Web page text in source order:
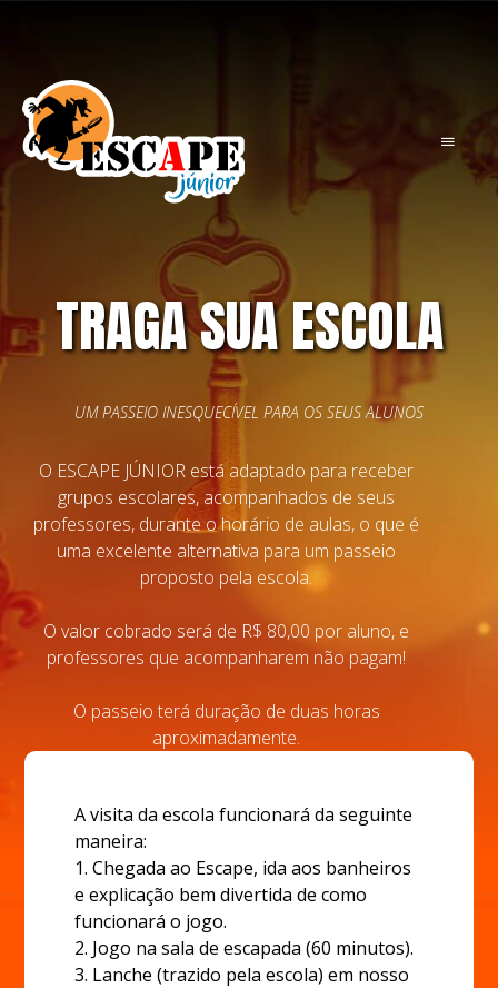
TRAGA SUA ESCOLA
UM PASSEIO INESQUECÍVEL PARA OS SEUS ALUNOS
O ESCAPE JÚNIOR está adaptado para receber
grupos escolares, acompanhados de seus
professores, durante o horário de aulas, o que é
uma excelente alternativa para um passeio
proposto pela escola.
O valor cobrado será de R$ 80,00 por aluno, e
professores que acompanharem não pagam!
O passeio terá duração de duas horas
aproximadamente.
A visita da escola funcionará da seguinte
maneira:
1. Chegada ao Escape, ida aos banheiros
e explicação bem divertida de como
funcionará o jogo.
2. Jogo na sala de escapada (60 minutos).
3. Lanche (trazido pela escola) em nosso